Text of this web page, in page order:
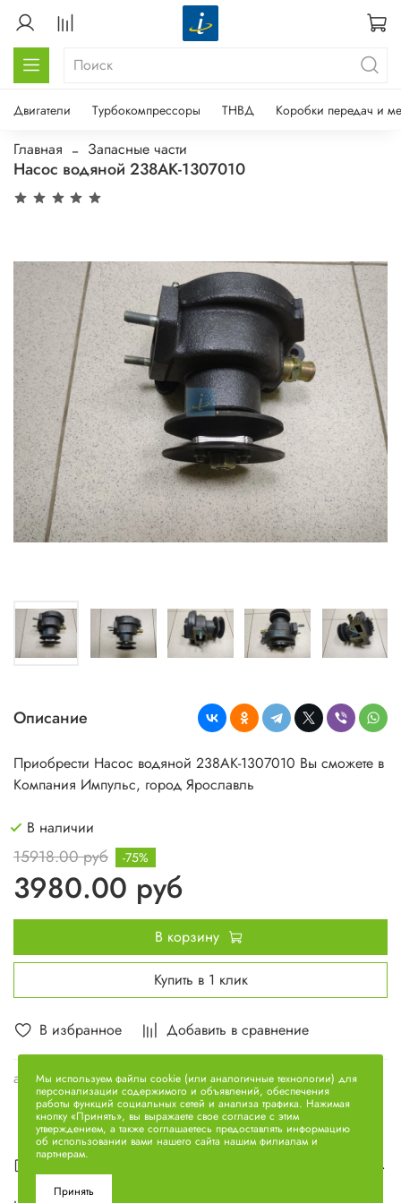
Двигатели Турбокомпрессоры ТНВД Коробки передач и
Главная Запасные части
Насос водяной 238АК-1307010
В избранное Добавить в сравнение
арт.238АК-1307010
Описание
Приобрести Насос водяной 238АК-1307010 Вы сможете в
Компания Импульс, город Ярославль
В наличии
15918.00 руб
3980.00 руб
-75%
В корзину
Купить в 1 клик
Описание
Мы используем файлы cookie (или аналогичные технологии) для
персонализации содержимого и объявлений, обеспечения
работы функций социальных сетей и анализа трафика. Нажимая
кнопку «Принять», вы выражаете свое согласие с этим
утверждением, а также соглашаетесь предоставлять информацию
об использовании вами нашего сайта нашим филиалам и
партнерам.
Принять